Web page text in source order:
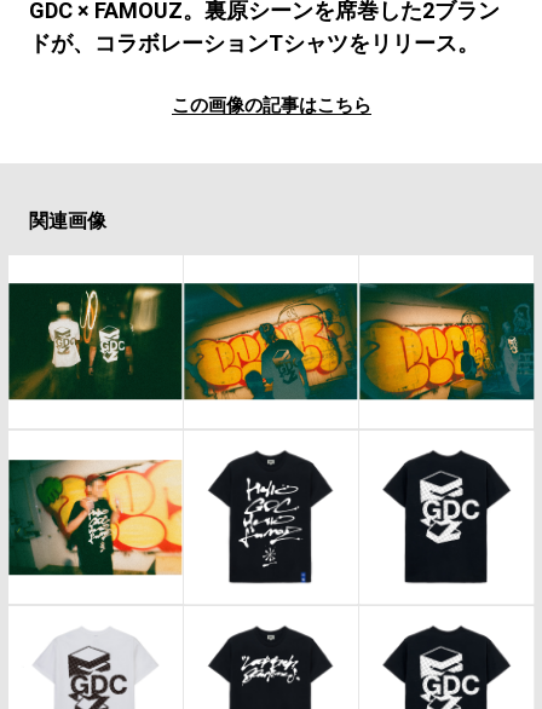
GDC × FAMOUZ。裏原シーンを席巻した2ブラン
ドが、コラボレーションTシャツをリリース。
この画像の記事はこちら
関連画像